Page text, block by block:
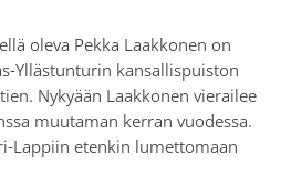
oleva Pekka Laakkonen on
Yllästunturin kansallispuiston
Nykyään Laakkonen vierailee
muutaman kerran vuodessa.
Lappiin etenkin lumettomaan